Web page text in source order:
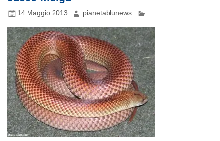
14 Maggio 2013 pianetablunews